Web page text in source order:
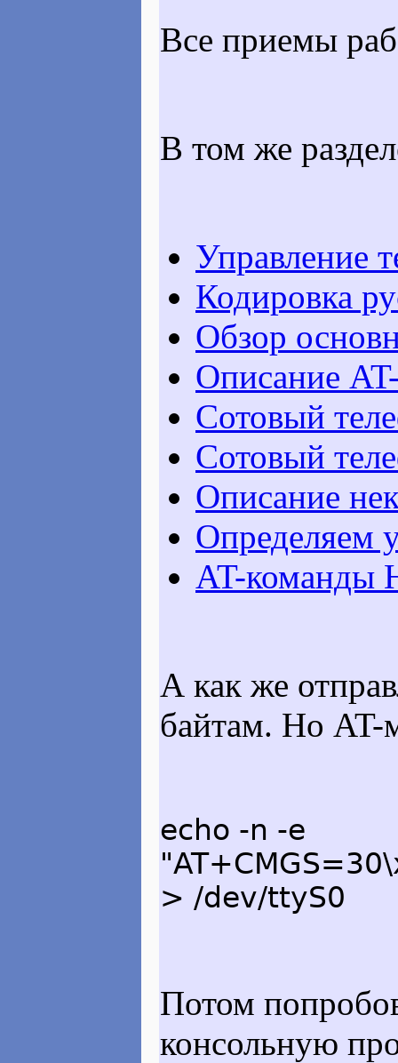
Все приемы
В том же
Управление
Кодировка
Обзор
Описание
Сотовый
Сотовый
Описание
Определяем
AT-команды
А как же
байтам. Но AT-
echo -n -e
> /dev/ttyS0
Потом
консольную